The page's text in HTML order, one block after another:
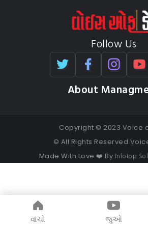
Follow Us
About
Copyright © 2023 Voice
© All Rights Reserved
Made With Love ❤️ By Infotop
વાંચો જુઓ